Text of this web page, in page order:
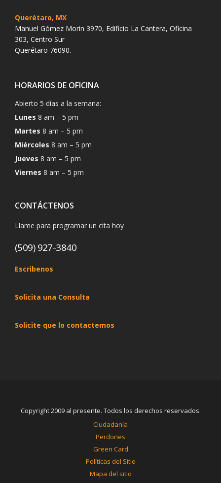
Querétaro, MX
Manuel Gómez Morin 3970, Edificio La Cantera, Oficina
303, Centro Sur
Querétaro 76090.
HORARIOS DE OFICINA
Abierto 5 días a la semana:
Lunes 8 am – 5 pm
Martes 8 am – 5 pm
Miércoles 8 am – 5 pm
Jueves 8 am – 5 pm
Viernes 8 am – 5 pm
CONTÁCTENOS
Llame para programar un cita hoy
(509) 927-3840
Escribenos
Solicita una Consulta
Solicite que lo contactemos
Copyright 2009 al presente. Todos los derechos reservados.
Ciudadanía
Perdones
Green Card
Políticas del Sitio
Mapa del sitio